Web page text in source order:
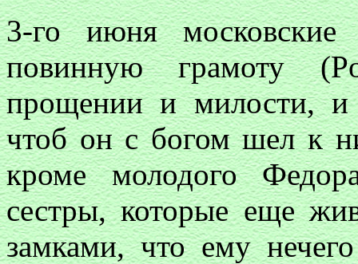
3-го июня
повинную грамоту
прощении и милости, и
чтоб он с богом шел к
кроме молодого
сестры, которые еще
замками, что ему